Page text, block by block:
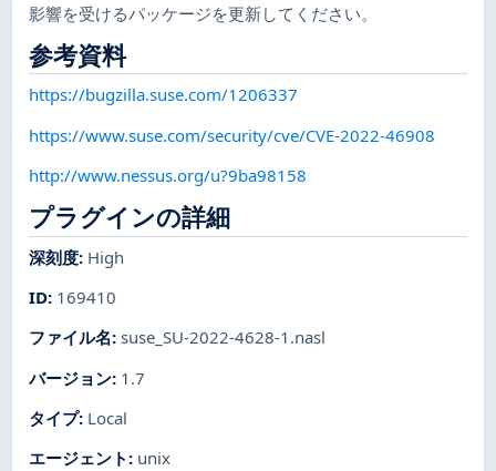
影響を受けるパッケージを更新してください。
参考資料
https://bugzilla.suse.com/1206337
https://www.suse.com/security/cve/CVE-2022-46908
http://www.nessus.org/u?9ba98158
プラグインの詳細
深刻度: High
ID: 169410
ファイル名:suse_SU-2022-4628-1.nasl
バージョン: 1.7
タイプ: Local
エージェント : unix